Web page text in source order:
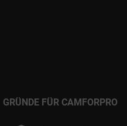
GRÜNDE FÜR CAMFORPRO